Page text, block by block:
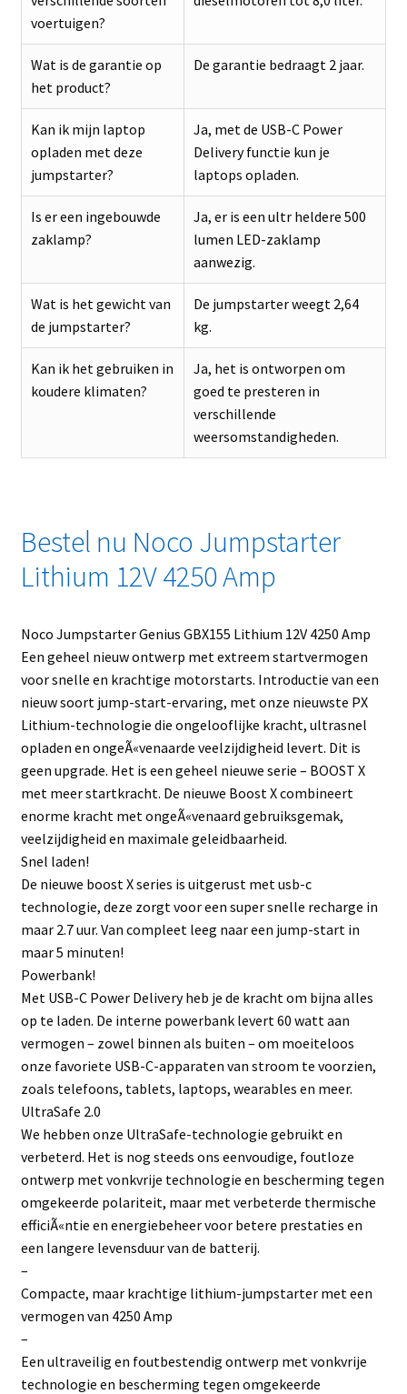
voertuigen?
Wat is de garantie op
het product?
De garantie bedraagt 2 jaar.
Kan ik mijn laptop
opladen met deze
jumpstarter?
Ja, met de USB-C Power
Delivery functie kun je
laptops opladen.
Is er een ingebouwde
zaklamp?
Ja, er is een ultr heldere 500
lumen LED-zaklamp
aanwezig.
Wat is het gewicht van
de jumpstarter?
De jumpstarter weegt 2,64
kg.
Kan ik het gebruiken in
koudere klimaten?
Ja, het is ontworpen om
goed te presteren in
verschillende
weersomstandigheden.
Bestel nu Noco Jumpstarter
Lithium 12V 4250 Amp
Noco Jumpstarter Genius GBX155 Lithium 12V 4250 Amp
Een geheel nieuw ontwerp met extreem startvermogen
voor snelle en krachtige motorstarts. Introductie van een
nieuw soort jump-start-ervaring, met onze nieuwste PX
Lithium-technologie die ongelooflijke kracht, ultrasnel
opladen en ongeÃ«venaarde veelzijdigheid levert. Dit is
geen upgrade. Het is een geheel nieuwe serie – BOOST X
met meer startkracht. De nieuwe Boost X combineert
enorme kracht met ongeÃ«venaard gebruiksgemak,
veelzijdigheid en maximale geleidbaarheid.
Snel laden!
De nieuwe boost X series is uitgerust met usb-c
technologie, deze zorgt voor een super snelle recharge in
maar 2.7 uur. Van compleet leeg naar een jump-start in
maar 5 minuten!
Powerbank!
Met USB-C Power Delivery heb je de kracht om bijna alles
op te laden. De interne powerbank levert 60 watt aan
vermogen – zowel binnen als buiten – om moeiteloos
onze favoriete USB-C-apparaten van stroom te voorzien,
zoals telefoons, tablets, laptops, wearables en meer.
UltraSafe 2.0
We hebben onze UltraSafe-technologie gebruikt en
verbeterd. Het is nog steeds ons eenvoudige, foutloze
ontwerp met vonkvrije technologie en bescherming tegen
omgekeerde polariteit, maar met verbeterde thermische
efficiÃ«ntie en energiebeheer voor betere prestaties en
een langere levensduur van de batterij.
–
Compacte, maar krachtige lithium-jumpstarter met een
vermogen van 4250 Amp
–
Een ultraveilig en foutbestendig ontwerp met vonkvrije
technologie en bescherming tegen omgekeerde